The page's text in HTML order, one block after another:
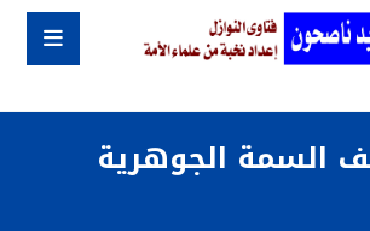
السمة الجوهرية